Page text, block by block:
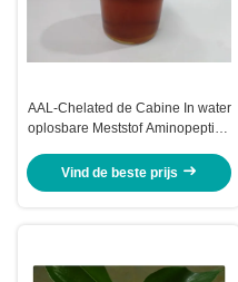
AAL-Chelated de Cabine In water
oplosbare Meststof Aminopeptide
Vind de beste prijs